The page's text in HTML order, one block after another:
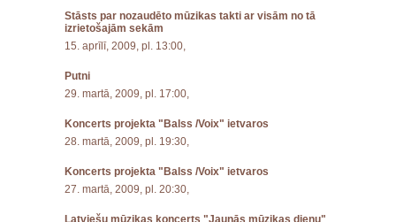
Stāsts par nozaudēto mūzikas takti ar visām no tā
izrietošajām sekām
15. aprīlī, 2009, pl. 13:00,
Putni
29. martā, 2009, pl. 17:00,
Koncerts projekta "Balss /Voix" ietvaros
28. martā, 2009, pl. 19:30,
Koncerts projekta "Balss /Voix" ietvaros
27. martā, 2009, pl. 20:30,
Latviešu mūzikas koncerts "Jaunās mūzikas dienu"